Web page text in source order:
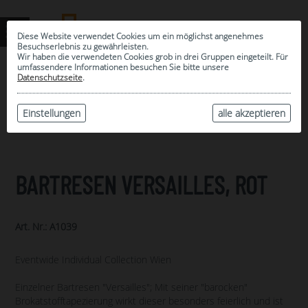
Diese Website verwendet Cookies um ein möglichst angenehmes
Besuchserlebnis zu gewährleisten.
Wir haben die verwendeten Cookies grob in drei Gruppen eingeteilt. Für
umfassendere Informationen besuchen Sie bitte unsere
Datenschutzseite.
alle akzeptieren
Einstellungen
ARCHIV
BARTRESEN VERSAILLES, ROT
Art. Nr.: A1039
Eventwide Individual Collection Wien
Einzelner Bartresen "Versailles"; Mit seiner "barocken"
Brokatstofftapezierung wirkt dieser besonders feierlich und ist